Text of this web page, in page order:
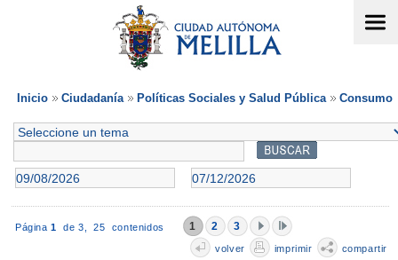
Inicio Ciudadanía Políticas Sociales y Salud Pública Consumo
Página 1 de 3,25 contenidos 1 2 3
volver imprimir compartir